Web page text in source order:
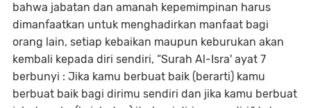
bahwa jabatan dan amanah kepemimpinan harus
dimanfaatkan untuk menghadirkan manfaat bagi
orang lain, setiap kebaikan maupun keburukan akan
kembali kepada diri sendiri, “Surah Al-Isra' ayat 7
berbunyi : Jika kamu berbuat baik (berarti) kamu
berbuat baik bagi dirimu sendiri dan jika kamu berbuat